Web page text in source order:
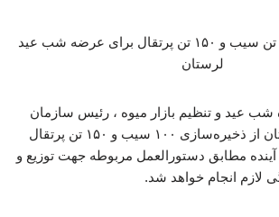
شب عید و تنظیم بازار میوه ، رئیس سازمان
جهاد کشاورزی لرستان از ذخیره‌سازی ۱۰۰ سیب و ۱۵۰ تن پرتقال
آینده مطابق دستورالعمل مربوطه جهت توزیع و
لازم انجام خواهد شد.